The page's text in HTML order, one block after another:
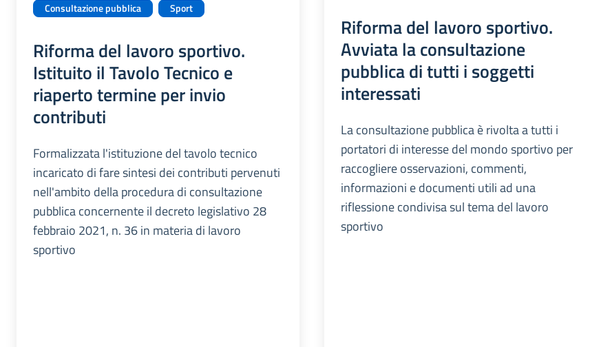
Consultazione pubblica
Sport
Riforma del lavoro sportivo.
Istituito il Tavolo Tecnico e
riaperto termine per invio
contributi
Formalizzata l'istituzione del tavolo tecnico
incaricato di fare sintesi dei contributi pervenuti
nell'ambito della procedura di consultazione
pubblica concernente il decreto legislativo 28
febbraio 2021, n. 36 in materia di lavoro
sportivo
Riforma del lavoro sportivo.
Avviata la consultazione
pubblica di tutti i soggetti
interessati
La consultazione pubblica è rivolta a tutti i
portatori di interesse del mondo sportivo per
raccogliere osservazioni, commenti,
informazioni e documenti utili ad una
riflessione condivisa sul tema del lavoro
sportivo